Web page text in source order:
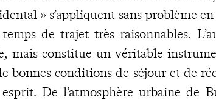
» s’appliquent sans problème
de trajet très raisonnables.
mais constitue un véritable
bonnes conditions de séjour et de
De l’atmosphère urbaine de